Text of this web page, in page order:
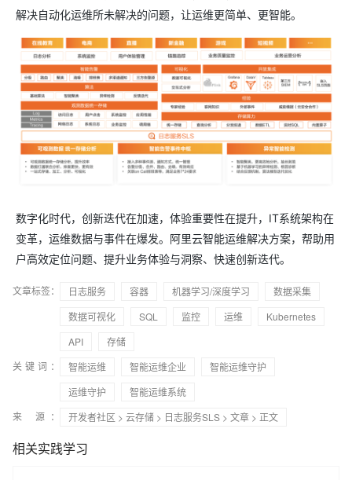
解决自动化运维所未解决的问题，让运维更简单、更智能。
数字化时代，创新迭代在加速，体验重要性在提升，IT系统架构在
变革，运维数据与事件在爆发。阿里云智能运维解决方案，帮助用
户高效定位问题、提升业务体验与洞察、快速创新迭代。
文章标签： 日志服务 容器 机器学习/深度学习
数据采集
数据可视化
SQL 监控 运维
Kubernetes
API
存储
关键词：
智能运维 智能运维企业
智能运维守护
运维守护
智能运维系统
来 源：
开发者社区 > 云存储 > 日志服务SLS > 文章 > 正文
相关实践学习